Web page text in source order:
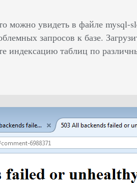
увидеть в файле mysql-
запросов к базе.
индексацию таблиц по